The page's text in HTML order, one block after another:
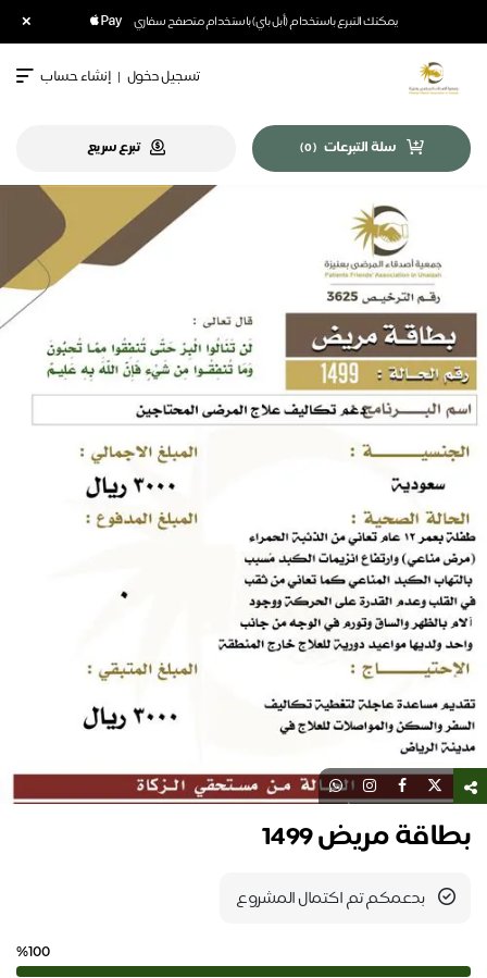
يمكنك التبرع باستخدام (أبل باي) باستخدام متصفح سفاري ×
تسجيل دخول | إنشاء حساب
سلة التبرعات (
0
) تبرع سريع
بطاقة مريض 1499
بدعمكم تم اكتمال المشروع
%100